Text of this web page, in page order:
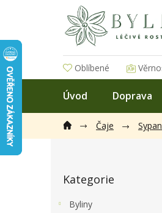
Oblíbené
Úvod Doprava
Čaje
kategorie
Kategorie
Byliny